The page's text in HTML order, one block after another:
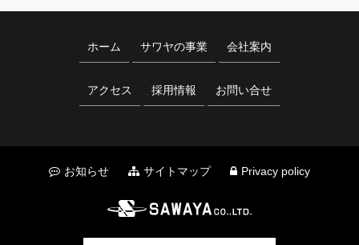
ホーム サワヤの事業 会社案内
アクセス 採用情報 お問い合せ
お知らせ サイトマップ Privacy policy